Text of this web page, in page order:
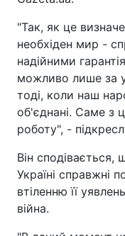
"Так, як це
необхіден мир -
надійними
можливо лише за
тоді, коли наш
об'єднані. Саме з
роботу", -
Він
Україні справжні
втіленню її
війна.